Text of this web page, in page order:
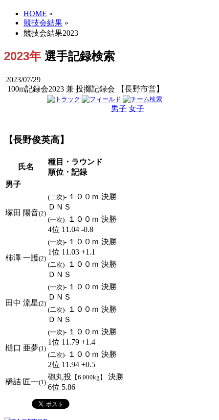
HOME »
競技会結果 »
競技会結果2023
2023年 選手記録検索
2023/07/29
100m記録会2023 兼 投擲記録会 【長野市営】
男子 女子
【長野俊英高】
氏名
種目・ラウンド
順位・記録
男子
塚田 陽音(2)
(二次)- １００ｍ 決勝
ＤＮＳ
(一次)- １００ｍ 決勝
4位 11.04 -0.8
柿澤 一護(2)
(一次)- １００ｍ 決勝
1位 11.03 +1.1
(二次)- １００ｍ 決勝
ＤＮＳ
田中 流星(2)
(一次)- １００ｍ 決勝
ＤＮＳ
(二次)- １００ｍ 決勝
ＤＮＳ
樋口 亜夢(1)
(一次)- １００ｍ 決勝
1位 11.79 +1.4
(二次)- １００ｍ 決勝
2位 11.94 +0.5
橋詰 匠一(1)
砲丸投 【6.000kg】
決勝
6位 5.86